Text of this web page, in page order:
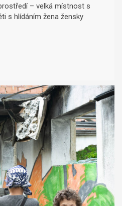
– velká místnost s
s hlídáním žena žensky